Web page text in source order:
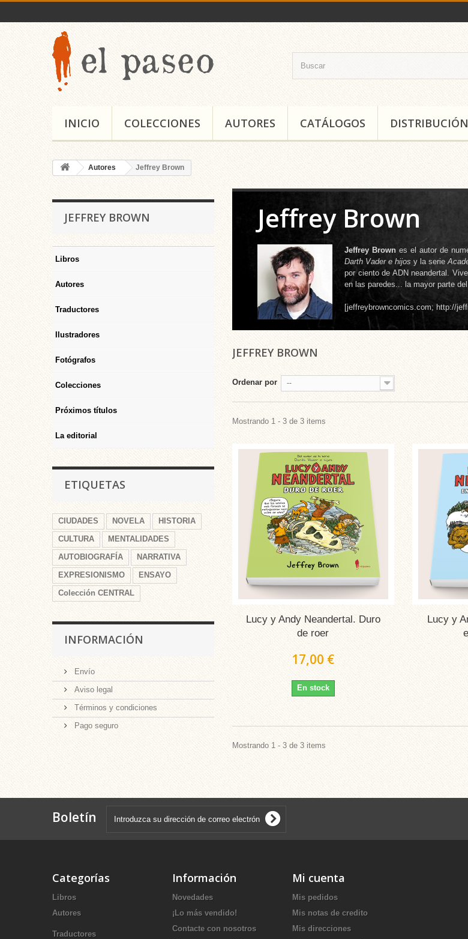
INICIO COLECCIONES AUTORES CATÁLOGOS DISTRIBUCIÓN
Autores Jeffrey Brown
JEFFREY BROWN
Libros
Autores
Traductores
Ilustradores
Fotógrafos
Colecciones
Próximos títulos
La editorial
ETIQUETAS
CIUDADES NOVELA
HISTORIA
CULTURA
MENTALIDADES
AUTOBIOGRAFÍA
NARRATIVA
EXPRESIONISMO
ENSAYO
Colección CENTRAL
INFORMACIÓN
Envío
Aviso legal
Términos y condiciones
Pago seguro
Jeffrey Brown
Jeffrey Brown es el autor de
Darth Vader e hijos y la serie
por ciento de ADN neandertal.
en las paredes... la mayor parte
[jeffreybrowncomics.com; http://
JEFFREY BROWN
Ordenar por --
Mostrando 1 - 3 de 3 items
Lucy y Andy Neandertal. Duro
de roer
17,00 €
En stock
Lucy y
Mostrando 1 - 3 de 3 items
Boletín
Categorías
Libros
Autores
Traductores
Información
Novedades
¡Lo más vendido!
Contacte con nosotros
Mi cuenta
Mis pedidos
Mis notas de credito
Mis direcciones